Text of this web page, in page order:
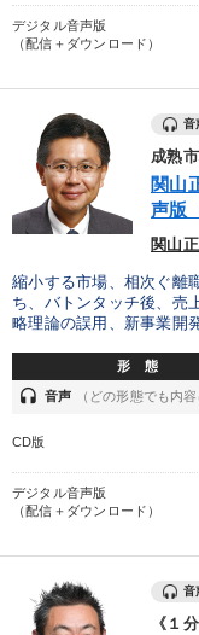
デジタル音声版
（配信＋ダウンロード）
音
成熟
関山
声版
関山
縮小する市場、相次ぐ離
ち、バトンタッチ後、売
略理論の誤用、新事業
形 態
headset 音声 （どの形態でも内
CD版
デジタル音声版
（配信＋ダウンロード）
音
《１